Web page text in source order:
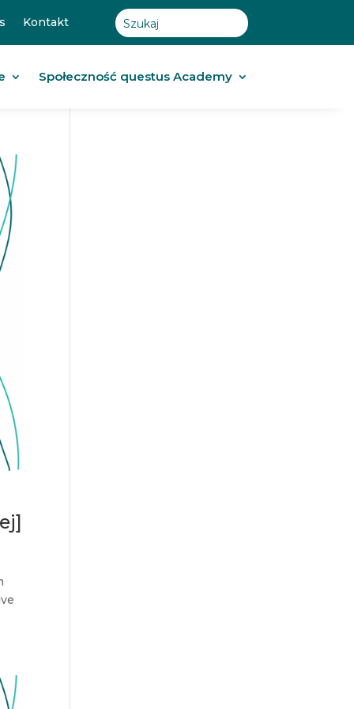
Kontakt
Społeczność questus Academy